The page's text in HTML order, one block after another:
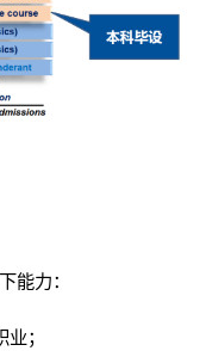
能力：
；